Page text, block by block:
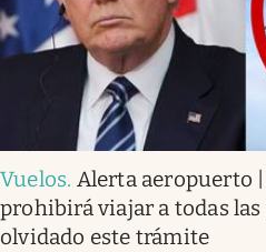
Vuelos. Alerta aeropuerto
prohibirá viajar a todas
olvidado este trámite